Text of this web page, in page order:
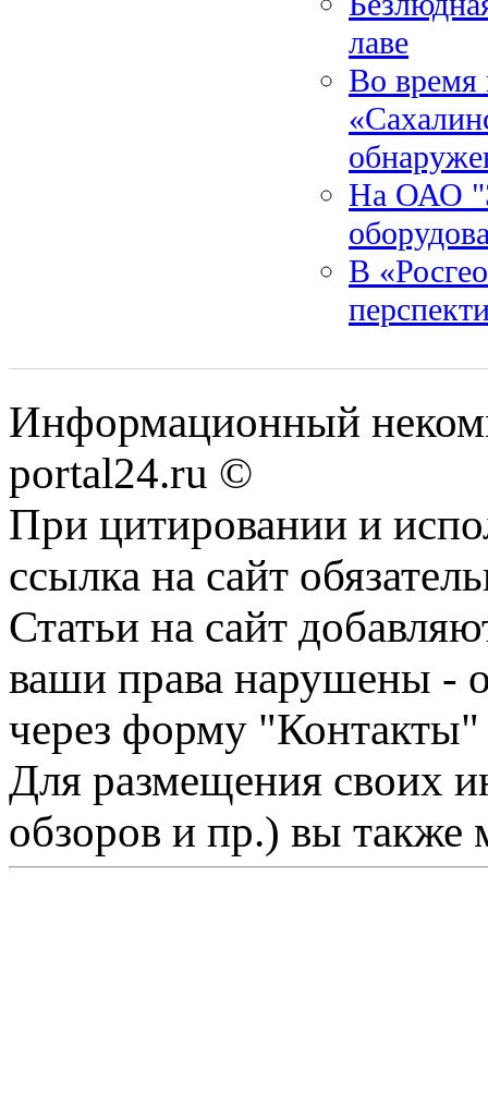
лаве
Во время
На ОАО
В
Информационный
portal24.ru ©
При цитировании и
ссылка на сайт
Статьи на сайт
ваши права нарушены -
через форму "Контакты"
Для размещения своих
обзоров и пр.) вы также